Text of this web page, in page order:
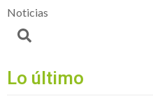
Noticias
Lo último